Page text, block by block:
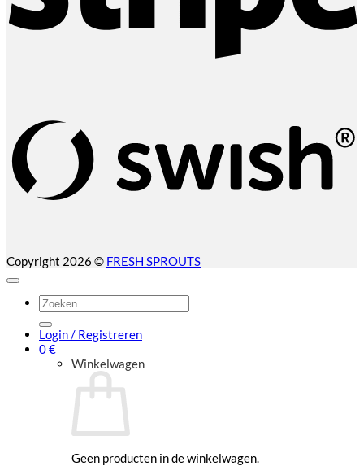
Copyright 2026 © FRESH SPROUTS
Zoeken
naar:
Login / Registreren
0€
Winkelwagen
Geen producten in de winkelwagen.